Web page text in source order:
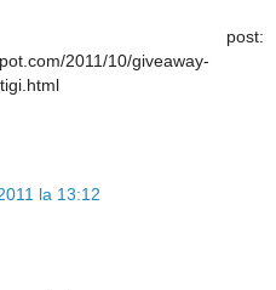
post:
2011/10/giveaway-
la 13:12